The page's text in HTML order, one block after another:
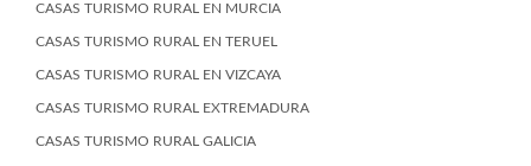
CASAS TURISMO RURAL EN MURCIA
CASAS TURISMO RURAL EN TERUEL
CASAS TURISMO RURAL EN VIZCAYA
CASAS TURISMO RURAL EXTREMADURA
CASAS TURISMO RURAL GALICIA